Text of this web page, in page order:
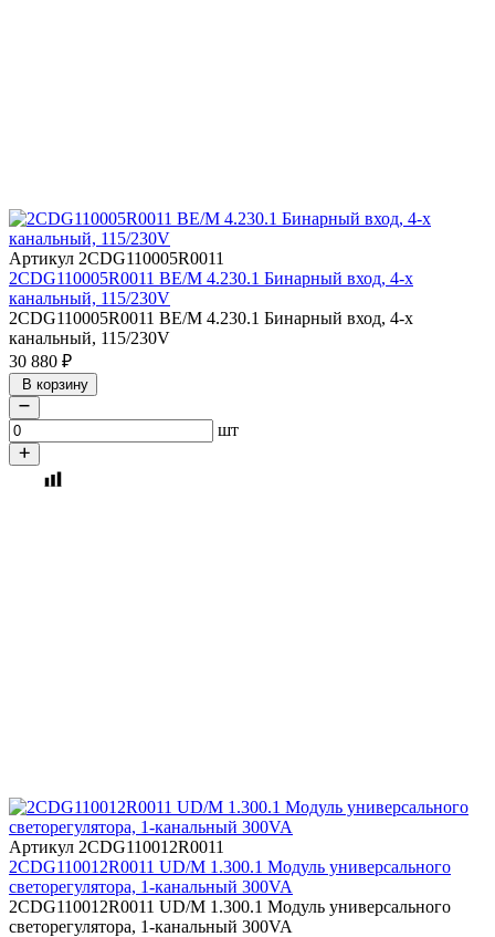
Артикул 2CDG110005R0011
2CDG110005R0011 BE/M 4.230.1 Бинарный вход, 4-х
канальный, 115/230V
2CDG110005R0011 BE/M 4.230.1 Бинарный вход, 4-х
канальный, 115/230V
30 880 ₽
В корзину
шт
Артикул 2CDG110012R0011
2CDG110012R0011 UD/M 1.300.1 Модуль универсального
светорегулятора, 1-канальный 300VA
2CDG110012R0011 UD/M 1.300.1 Модуль универсального
светорегулятора, 1-канальный 300VA